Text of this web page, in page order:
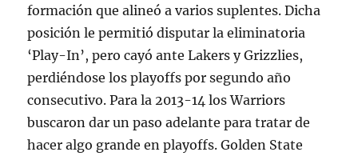
formación que alineó a varios suplentes. Dicha
posición le permitió disputar la eliminatoria
‘Play-In’, pero cayó ante Lakers y Grizzlies,
perdiéndose los playoffs por segundo año
consecutivo. Para la 2013-14 los Warriors
buscaron dar un paso adelante para tratar de
hacer algo grande en playoffs. Golden State